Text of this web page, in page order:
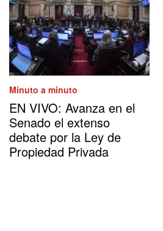
Minuto a minuto
EN VIVO: Avanza en el
Senado el extenso
debate por la Ley de
Propiedad Privada